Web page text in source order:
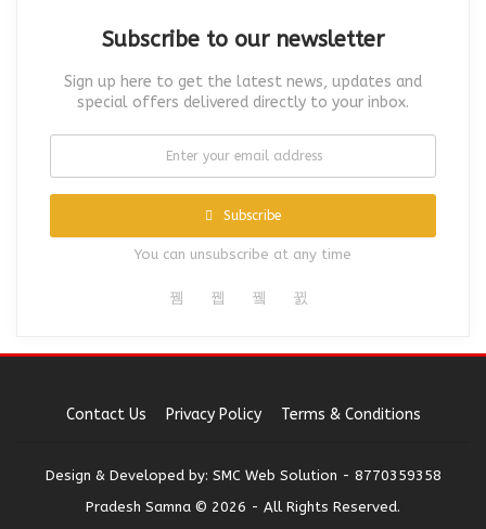
Subscribe to our newsletter
Sign up here to get the latest news, updates and
special offers delivered directly to your inbox.
Subscribe
You can unsubscribe at any time
Contact Us Privacy Policy Terms & Conditions
Design & Developed by: SMC Web Solution - 8770359358
Pradesh Samna © 2026 - All Rights Reserved.